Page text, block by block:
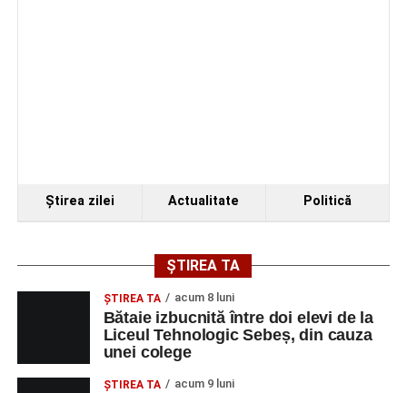
centrală solară de 67,4 MWp și baterii de 181 MWh
Ştirea zilei Actualitate Politică
ȘTIREA TA
ŞTIREA TA acum 8 luni
Bătaie izbucnită între doi elevi de la
Liceul Tehnologic Sebeș, din cauza
unei colege
ŞTIREA TA acum 9 luni